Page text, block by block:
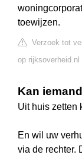
toewijzen.
Verzoek tot
op rijksoverheid.nl
Kan
Uit huis zetten
En wil uw
via de rechter.